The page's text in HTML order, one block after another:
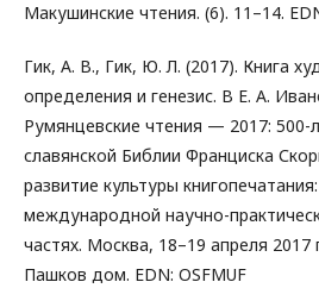
Макушинские чтения. (6). 11–14.
Гик, А. В., Гик, Ю. Л. (2017). Книга
определения и генезис. В Е. А.
Румянцевские чтения — 2017: 500-
славянской Библии Франциска
развитие культуры
международной научно-
частях. Москва, 18–19 апреля 2017
Пашков дом. EDN: OSFMUF